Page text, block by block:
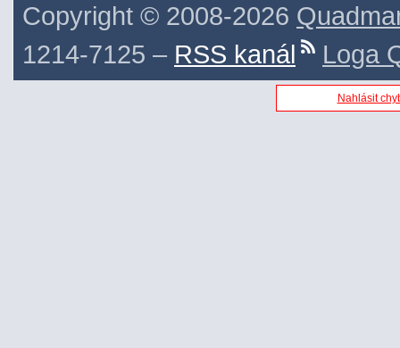
Copyright © 2008-2026
1214-7125 – RSS kanál Loga
Nahlásit